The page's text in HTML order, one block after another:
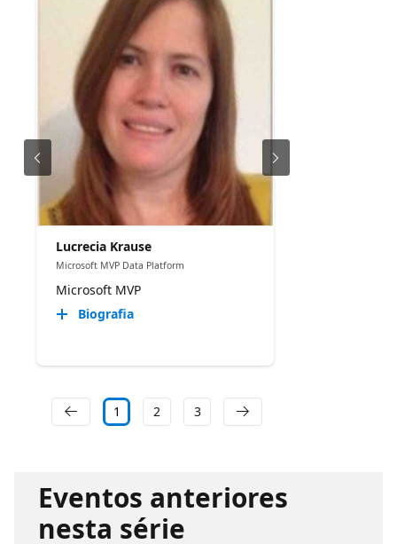
Lucrecia Krause
Microsoft MVP Data Platform
Microsoft MVP
Biografia
1 2 3
Eventos anteriores
nesta série